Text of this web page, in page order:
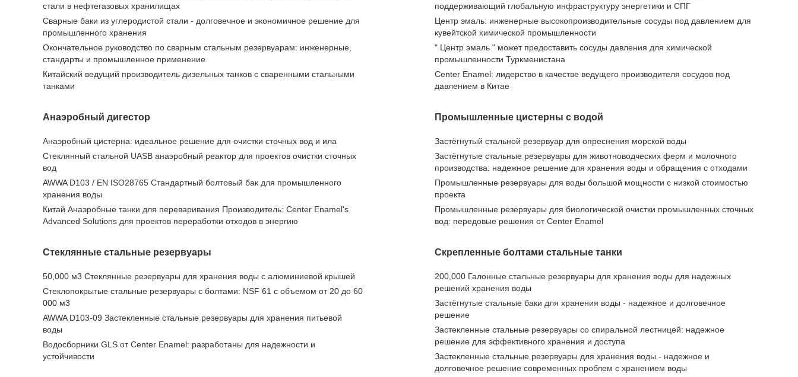
стали в нефтегазовых хранилищах
Сварные баки из углеродистой стали - долговечное и экономичное решение для
промышленного хранения
Окончательное руководство по сварным стальным резервуарам: инженерные,
стандарты и промышленное применение
Китайский ведущий производитель дизельных танков с сваренными стальными
танками
поддерживающий глобальную инфраструктуру энергетики и СПГ
Центр эмаль: инженерные высокопроизводительные сосуды под давлением для
кувейтской химической промышленности
" Центр эмаль " может предоставить сосуды давления для химической
промышленности Туркменистана
Center Enamel: лидерство в качестве ведущего производителя сосудов под
давлением в Китае
Анаэробный дигестор
Анаэробный цистерна: идеальное решение для очистки сточных вод и ила
Стеклянный стальной UASB анаэробный реактор для проектов очистки сточных
вод
AWWA D103 / EN ISO28765 Стандартный болтовый бак для промышленного
хранения воды
Китай Анаэробные танки для переваривания Производитель: Center Enamel's
Advanced Solutions для проектов переработки отходов в энергию
Промышленные цистерны с водой
Застёгнутый стальной резервуар для опреснения морской воды
Застёгнутые стальные резервуары для животноводческих ферм и молочного
производства: надежное решение для хранения воды и обращения с отходами
Промышленные резервуары для воды большой мощности с низкой стоимостью
проекта
Промышленные резервуары для биологической очистки промышленных сточных
вод: передовые решения от Center Enamel
Стеклянные стальные резервуары
50,000 м3 Стеклянные резервуары для хранения воды с алюминиевой крышей
Стеклопокрытые стальные резервуары с болтами: NSF 61 с объемом от 20 до 60
000 м3
AWWA D103-09 Застекленные стальные резервуары для хранения питьевой
воды
Водосборники GLS от Center Enamel: разработаны для надежности и
устойчивости
Скрепленные болтами стальные танки
200,000 Галонные стальные резервуары для хранения воды для надежных
решений хранения воды
Застёгнутые стальные баки для хранения воды - надежное и долговечное
решение
Застекленные стальные резервуары со спиральной лестницей: надежное
решение для эффективного хранения и доступа
Застекленные стальные резервуары для хранения воды - надежное и
долговечное решение современных проблем с хранением воды